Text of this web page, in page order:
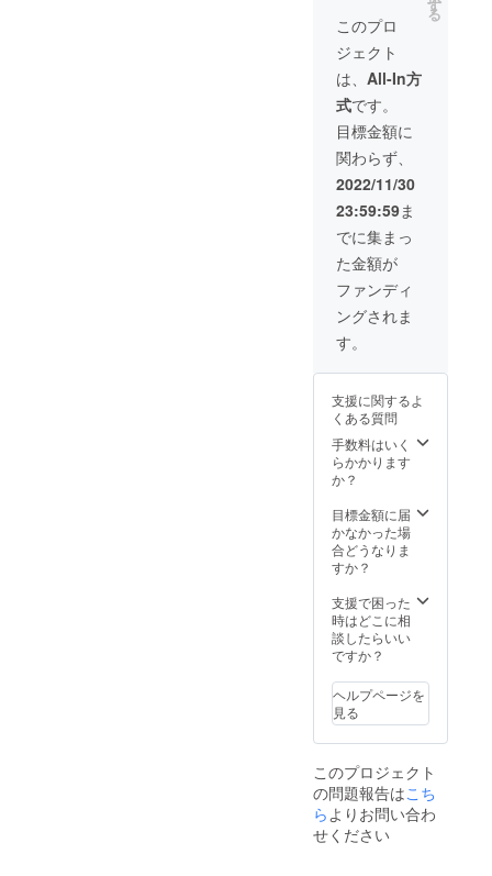
ズ上辺
の場
所・ア
クセス
はグー
グル
マップ
を参照
くださ
い。 ・
20歳以
上の
方、ご
来店に
限り ・
有効期
限2023
年1月～
度の動
画を個
別にお
送りい
たしま
す ■田
中奈緒
美とゴ
ルフに
ご招待
日程：
2023年
3月ごろ
予定 場
所：愛
知県・
岐阜
県・三
かのゴ
・こち
らの負
担はゴ
ルフの
プレー
で、交
通費や
滞在費
などは
様負担
でお願
いしま
す。 ・
場で面
会いた
します
・有効
2023年
1月～
2023年
12月 ■
メン
す
る
このプロ
ジェクト
は、 All-In方
式です。
目標金額に
関わらず、
2022/11/30
23:59:59ま
でに集まっ
た金額が
ファンディ
ングされま
す。
支援に関するよ
くある質問
手数料はいく
らかかります
か？
目標金額に届
かなかった場
合どうなりま
すか？
支援で困った
時はどこに相
談したらいい
ですか？
ヘルプページを
見る
このプロジェクト
の問題報告はこち
らよりお問い合わ
せください